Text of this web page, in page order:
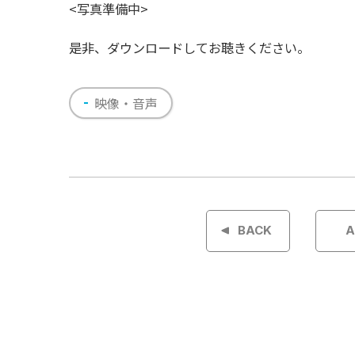
<写真準備中>
是非、ダウンロードしてお聴きください。
映像・音声
投
BACK